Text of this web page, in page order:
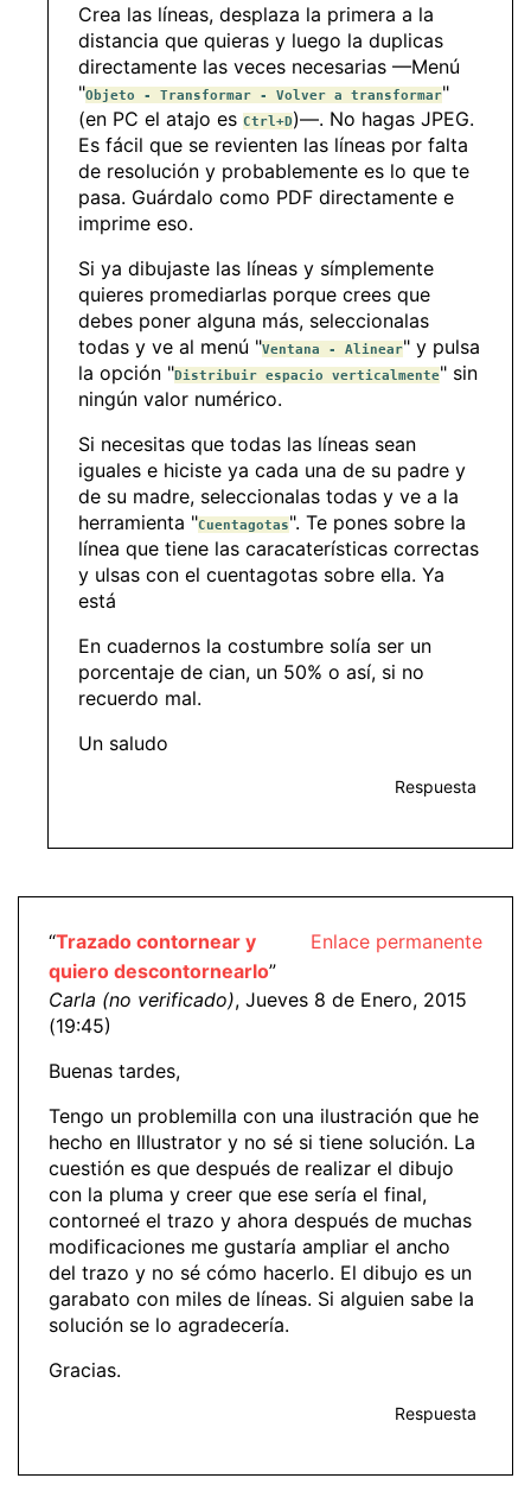
Crea las líneas, desplaza la primera a la
distancia que quieras y luego la duplicas
directamente las veces necesarias —Menú
"Objeto - Transformar - Volver a transformar"
(en PC el atajo es Ctrl+D)—. No hagas JPEG.
Es fácil que se revienten las líneas por falta
de resolución y probablemente es lo que te
pasa. Guárdalo como PDF directamente e
imprime eso.
Si ya dibujaste las líneas y símplemente
quieres promediarlas porque crees que
debes poner alguna más, seleccionalas
todas y ve al menú "Ventana - Alinear" y pulsa
la opción "Distribuir espacio verticalmente" sin
ningún valor numérico.
Si necesitas que todas las líneas sean
iguales e hiciste ya cada una de su padre y
de su madre, seleccionalas todas y ve a la
herramienta "Cuentagotas". Te pones sobre la
línea que tiene las caracaterísticas correctas
y ulsas con el cuentagotas sobre ella. Ya
está
En cuadernos la costumbre solía ser un
porcentaje de cian, un 50% o así, si no
recuerdo mal.
Un saludo
Respuesta
Enlace permanente
“Trazado contornear y
quiero descontornearlo”
Carla (no verificado), Jueves 8 de Enero, 2015
(19:45)
Buenas tardes,
Tengo un problemilla con una ilustración que he
hecho en Illustrator y no sé si tiene solución. La
cuestión es que después de realizar el dibujo
con la pluma y creer que ese sería el final,
contorneé el trazo y ahora después de muchas
modificaciones me gustaría ampliar el ancho
del trazo y no sé cómo hacerlo. El dibujo es un
garabato con miles de líneas. Si alguien sabe la
solución se lo agradecería.
Gracias.
Respuesta